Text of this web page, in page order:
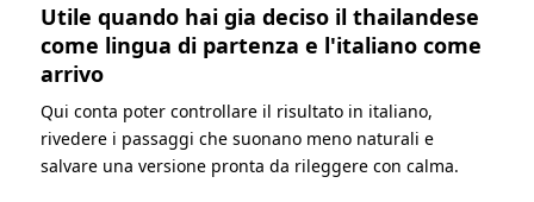
Utile quando hai gia deciso il thailandese
come lingua di partenza e l'italiano come
arrivo
Qui conta poter controllare il risultato in italiano,
rivedere i passaggi che suonano meno naturali e
salvare una versione pronta da rileggere con calma.